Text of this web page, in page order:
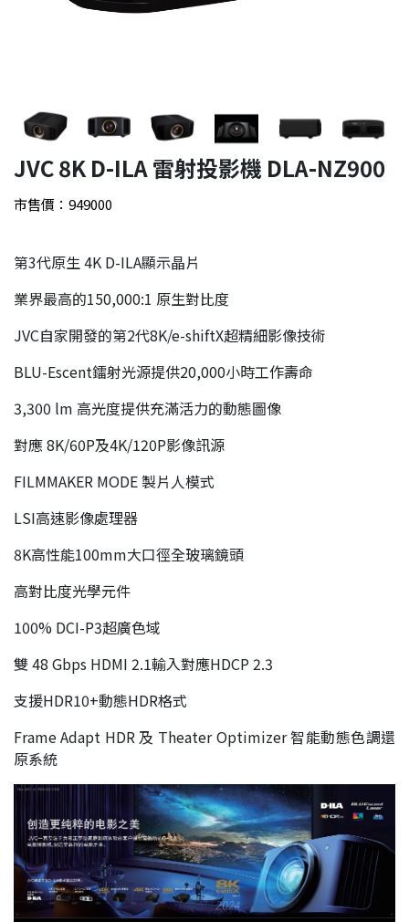
JVC 8K D-ILA 雷射投影機 DLA-NZ900
市售價：949000
第3代原生 4K D-ILA顯示晶片
業界最高的150,000:1 原生對比度
JVC自家開發的第2代8K/e-shiftX超精細影像技術
BLU-Escent鐳射光源提供20,000小時工作壽命
3,300 lm 高光度提供充滿活力的動態圖像
對應 8K/60P及4K/120P影像訊源
FILMMAKER MODE 製片人模式
LSI高速影像處理器
8K高性能100mm大口徑全玻璃鏡頭
高對比度光學元件
100% DCI-P3超廣色域
雙 48 Gbps HDMI 2.1輸入對應HDCP 2.3
支援HDR10+動態HDR格式
Frame Adapt HDR 及 Theater Optimizer 智能動態色調還
原系統